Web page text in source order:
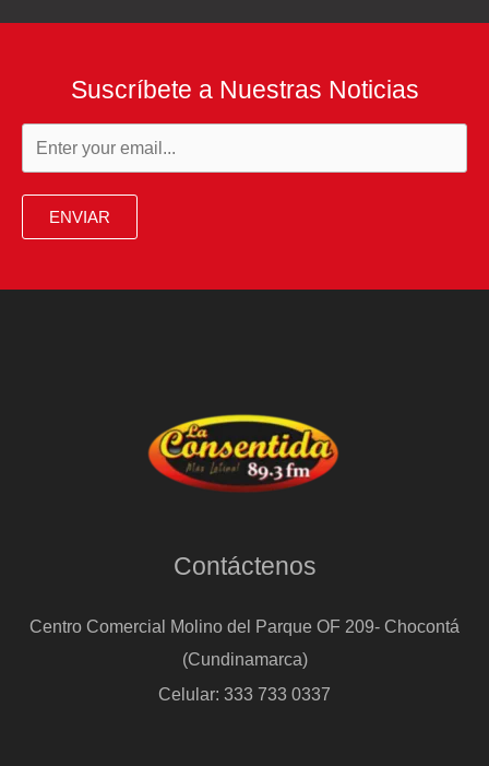
Suscríbete a Nuestras Noticias
ENVIAR
Contáctenos
Centro Comercial Molino del Parque OF 209- Chocontá
(Cundinamarca)
Celular: 333 733 0337